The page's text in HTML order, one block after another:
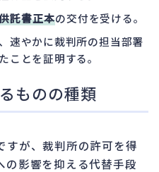
託書正本の交付を受ける。
速やかに裁判所の担当部署
ことを証明する。
ものの種類
すが、裁判所の許可を得
の影響を抑える代替手段